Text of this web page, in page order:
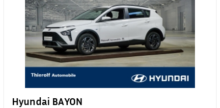
Hyundai BAYON